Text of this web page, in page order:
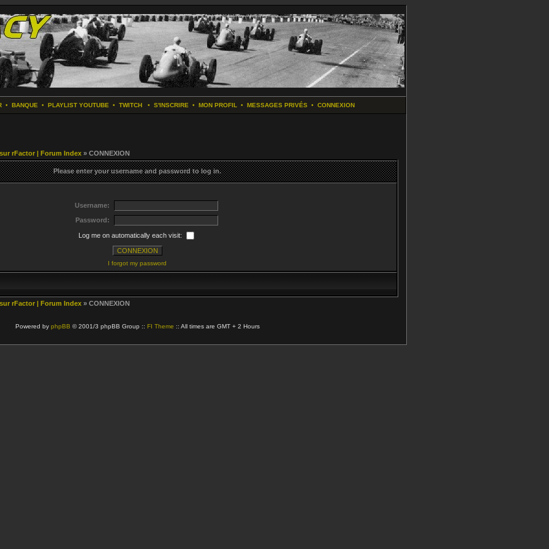
• BANQUE • PLAYLIST YOUTUBE • TWITCH• S'INSCRIRE • MON PROFIL • MESSAGES PRIVÉS• CONNEXION
rFactor | Forum Index » CONNEXION
Please enter your username and password to log in.
Username:
Password:
Log me on automatically each visit:
I forgot my password
rFactor | Forum Index » CONNEXION
Powered by phpBB © 2001/3 phpBB Group :: FI Theme :: All times are GMT + 2 Hours